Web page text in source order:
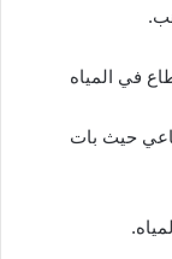
في المياه
حيث بات